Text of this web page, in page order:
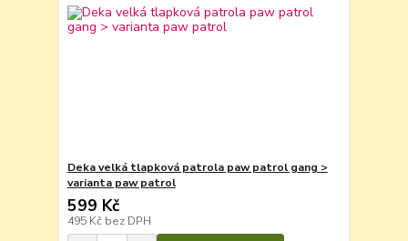
Deka velká tlapková patrola paw patrol gang >
varianta paw patrol
599 Kč
495 Kč bez DPH